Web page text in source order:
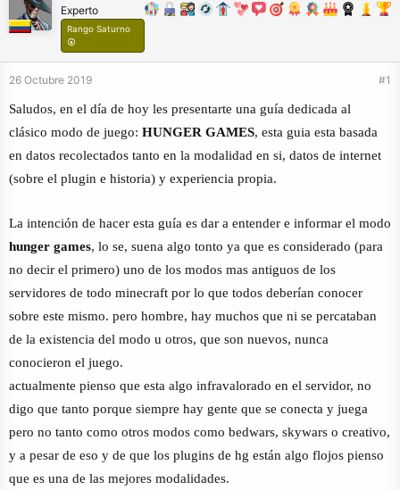
n
i
c
Experto
Rango Saturno
⦿
26 Octubre 2019 #1
Saludos, en el día de hoy les presentarte una guía dedicada al
clásico modo de juego: HUNGER GAMES, esta guia esta basada
en datos recolectados tanto en la modalidad en si, datos de internet
(sobre el plugin e historia) y experiencia propia.
La intención de hacer esta guía es dar a entender e informar el modo
hunger games, lo se, suena algo tonto ya que es considerado (para
no decir el primero) uno de los modos mas antiguos de los
servidores de todo minecraft por lo que todos deberían conocer
sobre este mismo. pero hombre, hay muchos que ni se percataban
de la existencia del modo u otros, que son nuevos, nunca
conocieron el juego.
actualmente pienso que esta algo infravalorado en el servidor, no
digo que tanto porque siempre hay gente que se conecta y juega
pero no tanto como otros modos como bedwars, skywars o creativo,
y a pesar de eso y de que los plugins de hg están algo flojos pienso
que es una de las mejores modalidades.